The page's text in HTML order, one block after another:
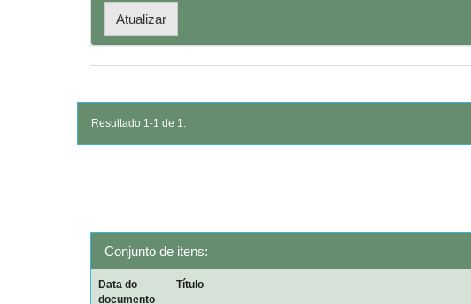
Resultado 1-1 de 1.
Conjunto de itens:
Data do
documento
Título